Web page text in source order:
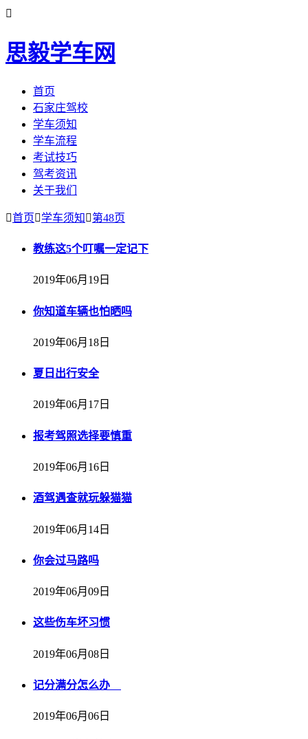

思毅学车网
首页
石家庄驾校
学车须知
学车流程
考试技巧
驾考资讯
关于我们
首页学车须知 第48页
教练这5个叮嘱一定记下
2019年06月19日
你知道车辆也怕晒吗
2019年06月18日
夏日出行安全
2019年06月17日
报考驾照选择要慎重
2019年06月16日
酒驾遇查就玩躲猫猫
2019年06月14日
你会过马路吗
2019年06月09日
这些伤车坏习惯
2019年06月08日
记分满分怎么办
2019年06月06日